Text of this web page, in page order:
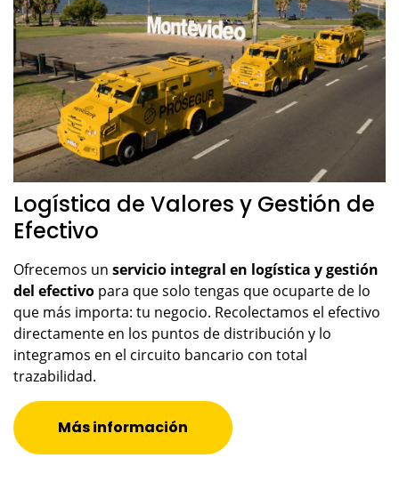
Logística de Valores y Gestión de
Efectivo
Ofrecemos un servicio integral en logística y gestión
del efectivo para que solo tengas que ocuparte de lo
que más importa: tu negocio. Recolectamos el efectivo
directamente en los puntos de distribución y lo
integramos en el circuito bancario con total
trazabilidad.
Más información